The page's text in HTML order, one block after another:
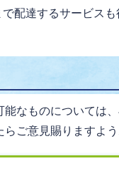
配達するサービス
なものについては
ご意見賜りますよう